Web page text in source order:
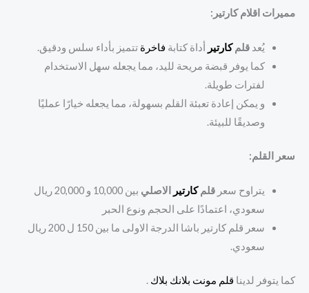
مميرات اقلام كارتير:
يُعد قلمكارتير أداة كتابة فاخرة تتميز بأداء سلس ودقيق.
كما يوفر قبضة مريحة لليد، مما يجعله سهل الاستخدام
لفترات طويلة.
و يمكن إعادة تعبئة القلم بسهولة، مما يجعله خيارًا عمليًا
وصديقًا للبيئة.
سعر القلم:
يتراوح سعر قلمكارتير الاصلي
بين 10,000 و 20,000 ريال
سعودي، اعتمادًا على الحجم ونوع الحبر
سعر قلم كارتير باشا الدرجة الاولى ما بين 150 ل 200 ريال
سعودي.
كما يتوفر لدينا قلم مونت بلانك بلاك .